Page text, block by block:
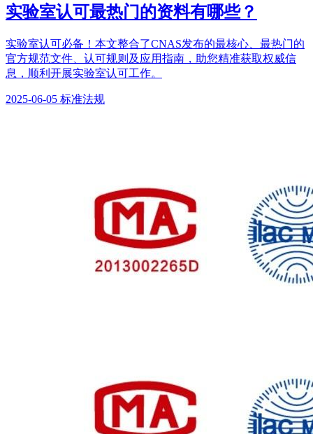
实验室认可最热门的资料有哪些？
实验室认可必备！本文整合了CNAS发布的最核心、最热门的
官方规范文件、认可规则及应用指南，助您精准获取权威信
息，顺利开展实验室认可工作。
2025-06-05 标准法规